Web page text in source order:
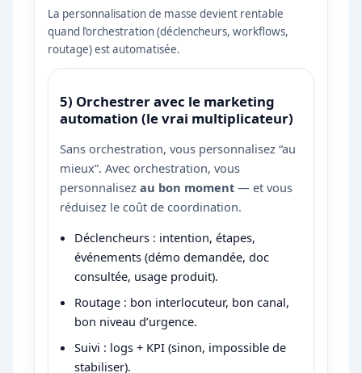
La personnalisation de masse devient rentable
quand l’orchestration (déclencheurs, workflows,
routage) est automatisée.
5) Orchestrer avec le marketing
automation (le vrai multiplicateur)
Sans orchestration, vous personnalisez “au
mieux”. Avec orchestration, vous
personnalisezau bon moment — et vous
réduisez le coût de coordination.
Déclencheurs : intention, étapes,
événements (démo demandée, doc
consultée, usage produit).
Routage : bon interlocuteur, bon canal,
bon niveau d’urgence.
Suivi : logs + KPI (sinon, impossible de
stabiliser).